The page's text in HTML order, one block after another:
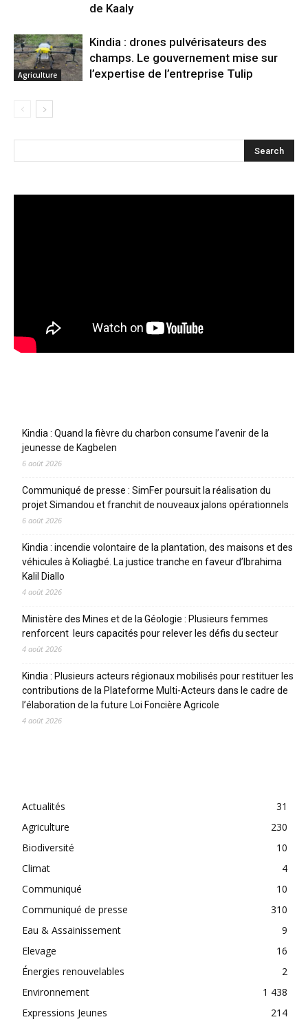
de Kaaly
Agriculture
Kindia : drones pulvérisateurs des
champs. Le gouvernement mise sur
l’expertise de l’entreprise Tulip
Kindia : Quand la fièvre du charbon consume l’avenir de la
jeunesse de Kagbelen
6 août 2026
Communiqué de presse : SimFer poursuit la réalisation du
projet Simandou et franchit de nouveaux jalons opérationnels
6 août 2026
Kindia : incendie volontaire de la plantation, des maisons et des
véhicules à Koliagbé. La justice tranche en faveur d’Ibrahima
Kalil Diallo
4 août 2026
Ministère des Mines et de la Géologie : Plusieurs femmes
renforcent leurs capacités pour relever les défis du secteur
4 août 2026
Kindia : Plusieurs acteurs régionaux mobilisés pour restituer les
contributions de la Plateforme Multi-Acteurs dans le cadre de
l’élaboration de la future Loi Foncière Agricole
4 août 2026
Actualités
31
Agriculture
230
Biodiversité
10
Climat
4
Communiqué
10
Communiqué de presse
310
Eau & Assainissement
9
Elevage
16
Énergies renouvelables
2
Environnement
1 438
Expressions Jeunes
214